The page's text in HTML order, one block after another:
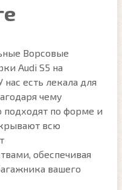
Ворсовые
Audi S5 на
есть лекала для
чему
по форме и
всю
обеспечивая
вашего